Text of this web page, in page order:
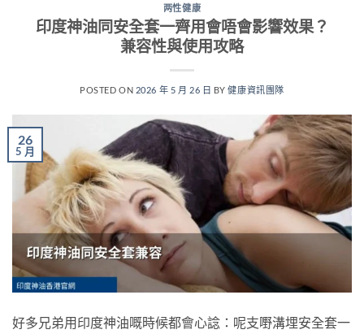
两性健康
印度神油同安全套一齊用會唔會影響效果？
兼容性與使用攻略
POSTED ON 2026 年 5 月 26 日 BY健康資訊團隊
26
5 月
好多兄弟用印度神油嘅時候都會心諗：呢支嘢溝埋安全套一